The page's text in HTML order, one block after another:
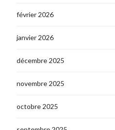
février 2026
janvier 2026
décembre 2025
novembre 2025
octobre 2025